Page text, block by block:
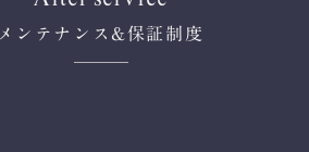
メンテナンス &保証制度